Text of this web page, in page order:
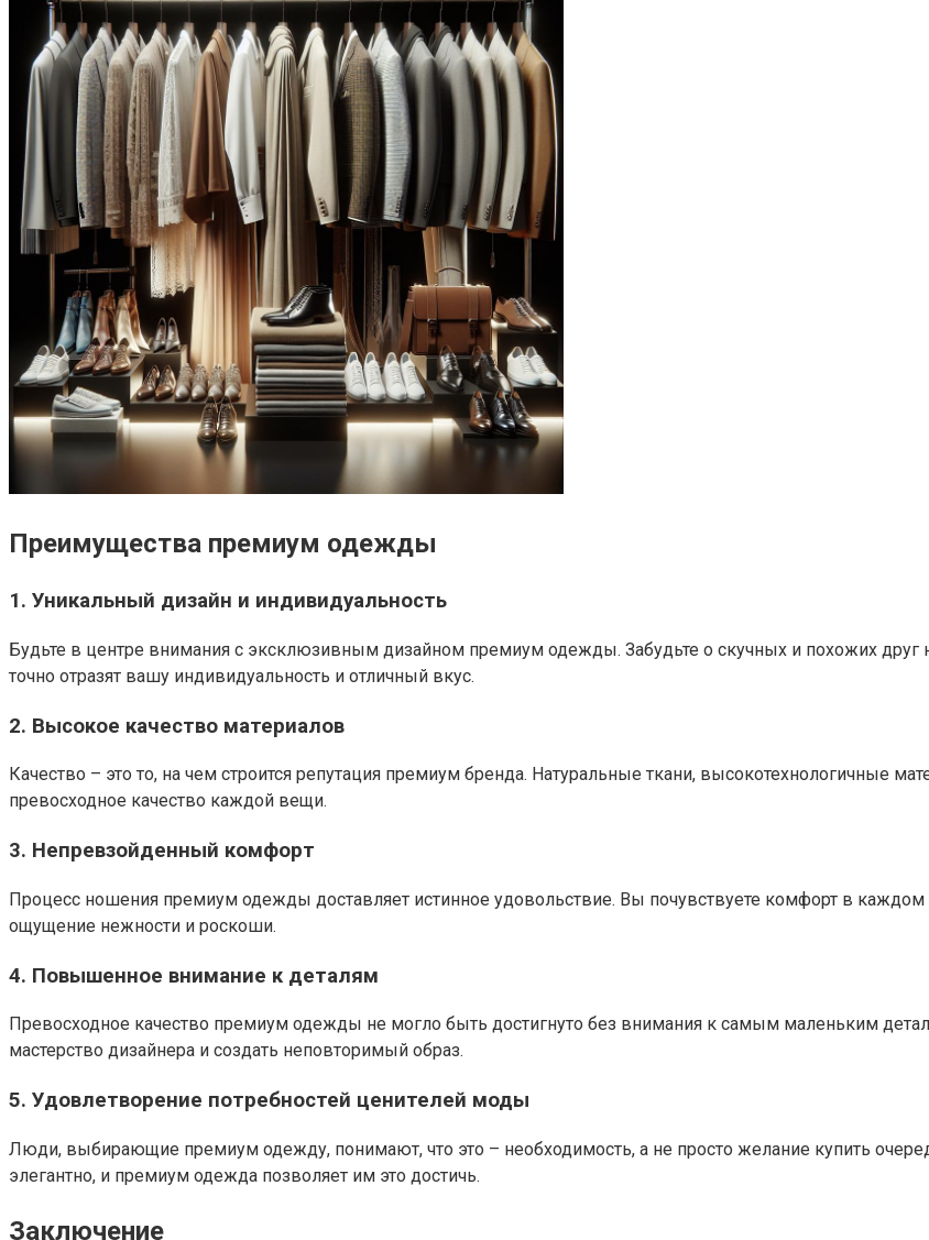
Преимущества премиум одежды
1. Уникальный дизайн и индивидуальность
Будьте в центре внимания с эксклюзивным дизайном премиум одежды. Забудьте о скучных и похожих
точно отразят вашу индивидуальность и отличный вкус.
2. Высокое качество материалов
Качество – это то, на чем строится репутация премиум бренда. Натуральные ткани, высокотехнологичные
превосходное качество каждой вещи.
3. Непревзойденный комфорт
Процесс ношения премиум одежды доставляет истинное удовольствие. Вы почувствуете комфорт в
ощущение нежности и роскоши.
4. Повышенное внимание к деталям
Превосходное качество премиум одежды не могло быть достигнуто без внимания к самым маленьким
мастерство дизайнера и создать неповторимый образ.
5. Удовлетворение потребностей ценителей моды
Люди, выбирающие премиум одежду, понимают, что это – необходимость, а не просто желание купить
элегантно, и премиум одежда позволяет им это достичь.
Заключение